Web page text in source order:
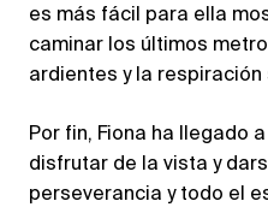
es más fácil para ella
caminar los últimos
ardientes y la respiración
Por fin, Fiona ha llegado
disfrutar de la vista y
perseverancia y todo el